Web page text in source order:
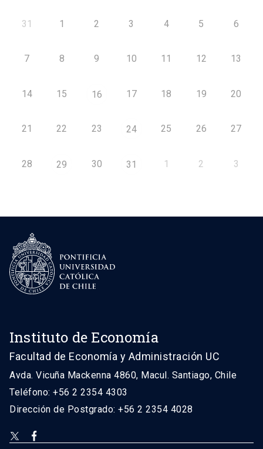
31 1 2 3 4 5 6
7 8 9 10 11 12 13
14 15 16 17 18 19 20
21 22 23 24 25 26 27
28 29 30 31 1 2 3
Instituto de Economía
Facultad de Economía y Administración UC
Avda. Vicuña Mackenna 4860, Macul. Santiago, Chile
Teléfono: +56 2 2354 4303
Dirección de Postgrado: +56 2 2354 4028